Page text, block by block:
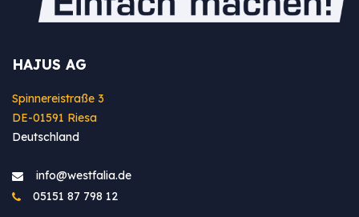
HAJUS AG
Spinnereistraße 3
DE-01591 Riesa
Deutschland
info@westfa​lia.de
05151 87 798 12